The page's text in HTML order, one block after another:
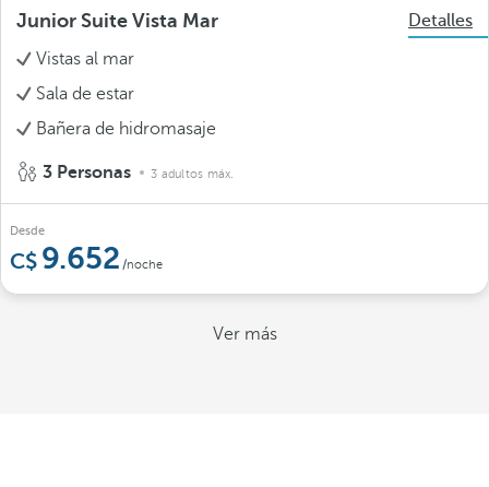
Junior Suite Vista Mar
Detalles
Vistas al mar
Sala de estar
Bañera de hidromasaje
3 Personas 3 adultos máx.
Desde
9.652 /noche
Ver más